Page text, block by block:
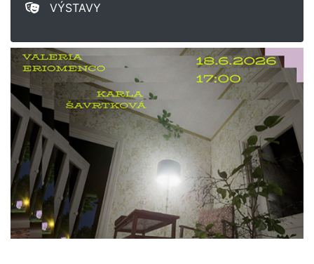
VÝSTAVY